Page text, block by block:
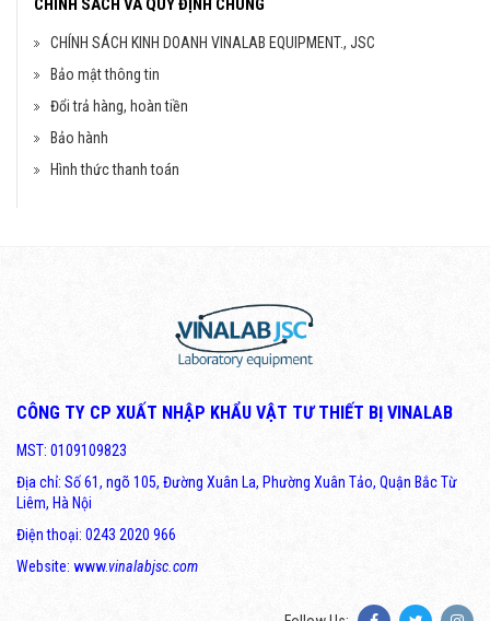
CHÍNH SÁCH VÀ QUY ĐỊNH CHUNG
CHÍNH SÁCH KINH DOANH VINALAB EQUIPMENT., JSC
Bảo mật thông tin
Đổi trả hàng, hoàn tiền
Bảo hành
Hình thức thanh toán
CÔNG TY CP XUẤT NHẬP KHẨU VẬT TƯ THIẾT BỊ VINALAB
MST: 0109109823
Địa chỉ: Số 61, ngõ 105, Đường Xuân La, Phường Xuân Tảo, Quận Bắc Từ
Liêm, Hà Nội
Điện thoại: 0243 2020 966
Website: www.vinalabjsc.com